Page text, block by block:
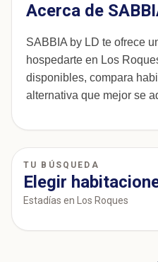
Acerca de
SABBIA by LD te ofrece
hospedarte en Los
disponibles, compara
alternativa que mejor se
TU BÚSQUEDA
Elegir
Estadías en Los Roques